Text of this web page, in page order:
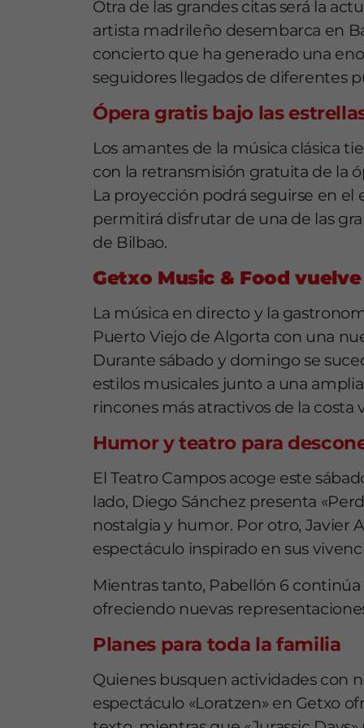
Otra de las grandes citas será la
artista madrileño desembarca en
concierto que ha generado una
seguidores llegados de diferentes
Ópera gratis bajo las
Los amantes de la música clásica
con la retransmisión gratuita de la
La proyección podrá seguirse en el
permitirá disfrutar de una de las
de Bilbao.
Getxo Music & Food
La música en directo y la
Puerto Viejo de Algorta con una
Durante sábado y domingo se
estilos musicales junto a una
rincones más atractivos de la costa
Humor y teatro para
El Teatro Campos acoge este
lado, Diego Sánchez presenta
nostalgia y humor. Por otro, Javier
espectáculo inspirado en sus
Mientras tanto, Pabellón 6
ofreciendo nuevas
Planes para toda la familia
Quienes busquen actividades con
espectáculo «Loratzen» en Getxo